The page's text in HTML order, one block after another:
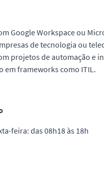
Google Workspace ou
de tecnologia ou
projetos de automação e
em frameworks como ITIL.
feira: das 08h18 às 18h